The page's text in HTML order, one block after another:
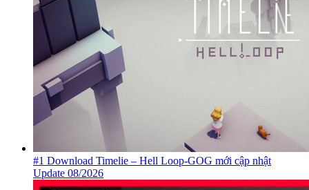
#1 Download Timelie – Hell Loop-GOG mới cập nhật
Update 08/2026